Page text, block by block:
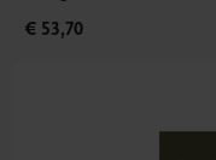
€ 53,70